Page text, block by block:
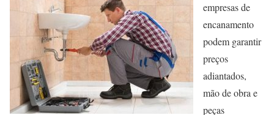
empresas de
encanamento
podem garantir
preços
adiantados,
mão de obra e
peças